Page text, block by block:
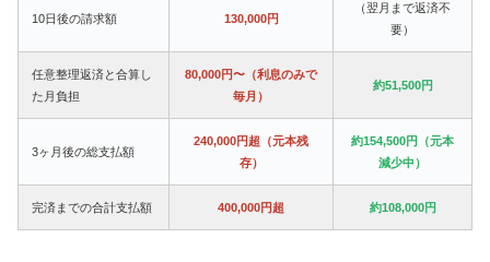
10日後の請求額 130,000円
（翌月まで返済不
要）
任意整理返済と合算し
た月負担
80,000円〜（利息のみで
毎月）
約51,500円
3ヶ月後の総支払額
240,000円超（元本残
存）
約154,500円（元本
減少中）
完済までの合計支払額 400,000円超 約108,000円